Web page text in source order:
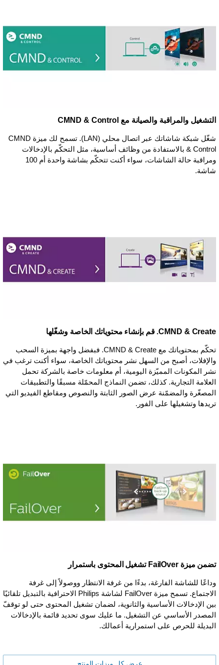
التشغيل والمراقبة والصيانة مع CMND & Control
شغّل شبكة شاشاتك عبر اتصال محلي (LAN). تسمح لك ميزة CMND
& Control بالاستفادة من وظائف أساسية، مثل التحكّم بالإدخالات
ومراقبة حالة الشاشات، سواء أكنت تتحكّم بشاشة واحدة أم 100
شاشة.
CMND & Create. قم بإنشاء محتوياتك الخاصة وشغّلها
تحكّم بمحتوياتك مع CMND & Create. فبفضل واجهة بميزة السحب
والإفلات، أصبح من السهل نشر محتوياتك الخاصة، سواء أكنت ترغب في
نشر المكونات المميّزة اليومية، أم معلومات خاصة بالشركة تحمل
العلامة التجارية. كذلك، تضمن النماذج المحمّلة مسبقًا والتطبيقات
المصغّرة والمضمّنة عرض الصور الثابتة والنصوص ومقاطع الفيديو التي
تريدها وتشغيلها على الفور.
تضمن ميزة FailOver تشغيل المحتوى باستمرار
وداعًا للشاشة الفارغة، بدءًا من غرفة الانتظار ووصولاً إلى غرفة
الاجتماع. تسمح ميزة FailOver لشاشة Philips الاحترافية بالتبديل تلقائيًا
بين الإدخالات الأساسية والثانوية، لضمان تشغيل المحتوى حتى لو توقفّ
المصدر الأساسي عن التشغيل. ما عليك سوى تحديد قائمة بالإدخالات
البديلة للحرص على استمرارية أعمالك.